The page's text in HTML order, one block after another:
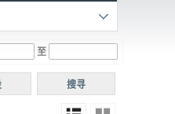
电台
普通
至
搜寻